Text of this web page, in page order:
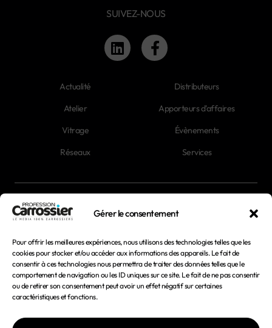
Gérer le consentement
Pour offrir les meilleures expériences, nous utilisons des technologies telles que les
cookies pour stocker et/ou accéder aux informations des appareils. Le fait de
consentir à ces technologies nous permettra de traiter des données telles que le
comportement de navigation ou les ID uniques sur ce site. Le fait de ne pas consentir
ou de retirer son consentement peut avoir un effet négatif sur certaines
caractéristiques et fonctions.
SUIVEZ-NOUS
Actualité
Atelier
Vitrage
Réseaux
Distributeurs
Apporteurs d'affaires
Évènements
Services
Mentions légales
Conditions générales d'utilisation